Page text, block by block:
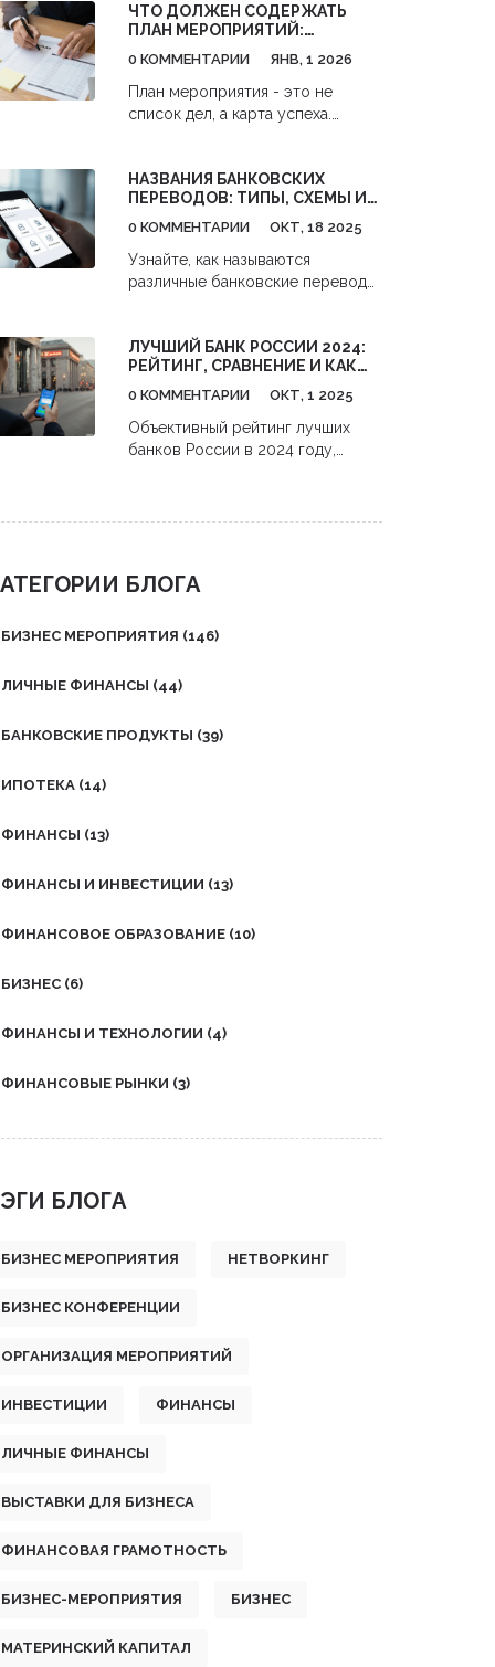
программой, какие есть
подводные камни и как не
попасть в ловушку
ЧТО ДОЛЖЕН СОДЕРЖАТЬ
ПЛАН МЕРОПРИЯТИЙ:
БИЗНЕСА
0 КОММЕНТАРИИ ЯНВ, 1 2026
План мероприятия - это не
список дел, а карта успеха.
плане бизнес-мероприятия,
чтобы оно прошло без сбоев и
принесло реальные результаты.
НАЗВАНИЯ БАНКОВСКИХ
ПЕРЕВОДОВ: ТИПЫ, СХЕМЫ И
0 КОММЕНТАРИИ ОКТ, 18 2025
Узнайте, как называются
различные банковские переводы,
и оформлению переводов в
России и за рубежом.
ЛУЧШИЙ БАНК РОССИИ 2024:
РЕЙТИНГ, СРАВНЕНИЕ И КАК
0 КОММЕНТАРИИ ОКТ, 1 2025
Объективный рейтинг лучших
банков России в 2024 году,
БЛОГА
БИЗНЕС МЕРОПРИЯТИЯ (146)
ЛИЧНЫЕ ФИНАНСЫ (44)
БАНКОВСКИЕ ПРОДУКТЫ (39)
ИПОТЕКА (14)
ФИНАНСЫ (13)
ФИНАНСЫ И ИНВЕСТИЦИИ (13)
ФИНАНСОВОЕ ОБРАЗОВАНИЕ (10)
БИЗНЕС (6)
ФИНАНСЫ И ТЕХНОЛОГИИ (4)
ФИНАНСОВЫЕ РЫНКИ (3)
БЛОГА
БИЗНЕС МЕРОПРИЯТИЯ НЕТВОРКИНГ
БИЗНЕС КОНФЕРЕНЦИИ
ОРГАНИЗАЦИЯ МЕРОПРИЯТИЙ
ИНВЕСТИЦИИ ФИНАНСЫ
ЛИЧНЫЕ ФИНАНСЫ
ВЫСТАВКИ ДЛЯ БИЗНЕСА
ФИНАНСОВАЯ ГРАМОТНОСТЬ
БИЗНЕС-МЕРОПРИЯТИЯ БИЗНЕС
МАТЕРИНСКИЙ КАПИТАЛ